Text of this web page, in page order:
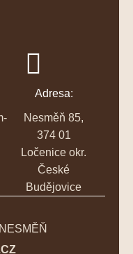
Adresa:
Nesměň 85,
374 01
Ločenice okr.
České
Budějovice